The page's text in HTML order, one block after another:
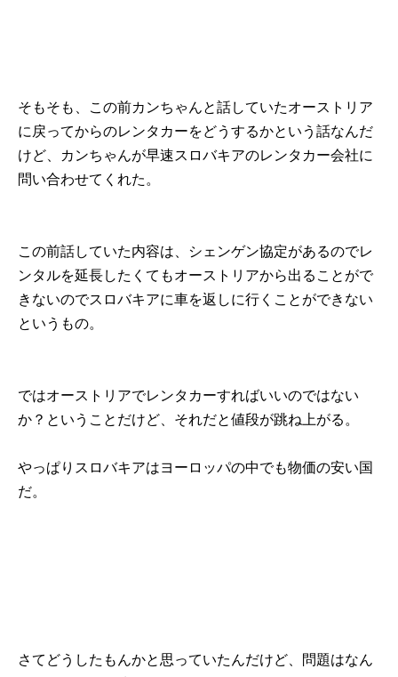
そもそも、この前カンちゃんと話していたオーストリア
に戻ってからのレンタカーをどうするかという話なんだ
けど、カンちゃんが早速スロバキアのレンタカー会社に
問い合わせてくれた。
この前話していた内容は、シェンゲン協定があるのでレ
ンタルを延長したくてもオーストリアから出ることがで
きないのでスロバキアに車を返しに行くことができない
というもの。
ではオーストリアでレンタカーすればいいのではない
か？ということだけど、それだと値段が跳ね上がる。
やっぱりスロバキアはヨーロッパの中でも物価の安い国
だ。
さてどうしたもんかと思っていたんだけど、問題はなん